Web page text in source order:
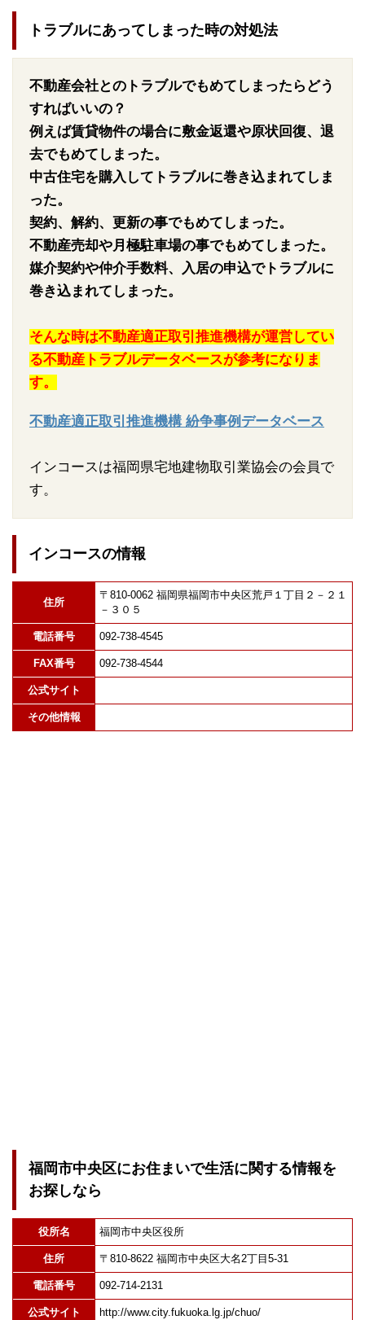
トラブルにあってしまった時の対処法
不動産会社とのトラブルでもめてしまったらどう
すればいいの？
例えば賃貸物件の場合に敷金返還や原状回復、退
去でもめてしまった。
中古住宅を購入してトラブルに巻き込まれてしま
った。
契約、解約、更新の事でもめてしまった。
不動産売却や月極駐車場の事でもめてしまった。
媒介契約や仲介手数料、入居の申込でトラブルに
巻き込まれてしまった。
そんな時は不動産適正取引推進機構が運営してい
る不動産トラブルデータベースが参考になりま
す。
不動産適正取引推進機構 紛争事例データベース
インコースは福岡県宅地建物取引業協会の会員で
す。
インコースの情報
住所
〒810-0062 福岡県福岡市中央区荒戸１丁目２－２１
－３０５
電話番号 092-738-4545
FAX番号 092-738-4544
公式サイト
その他情報
福岡市中央区にお住まいで生活に関する情報を
お探しなら
役所名 福岡市中央区役所
住所 〒810-8622 福岡市中央区大名2丁目5-31
電話番号 092-714-2131
公式サイト http://www.city.fukuoka.lg.jp/chuo/